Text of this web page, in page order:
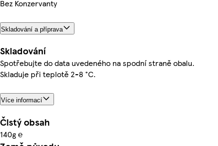
Bez Konzervanty
Skladování a příprava
Skladování
Spotřebujte do data uvedeného na spodní straně obalu.
Skladuje při teplotě 2-8 °C.
Více informací
Čistý obsah
140g ℮